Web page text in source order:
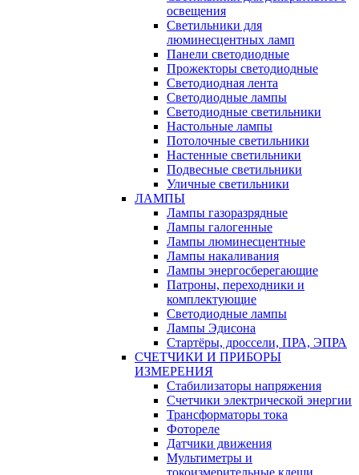
освещения
Светильники для
люминесцентных ламп
Панели светодиодные
Прожекторы светодиодные
Светодиодная лента
Светодиодные лампы
Светодиодные светильники
Настольные лампы
Потолочные светильники
Настенные светильники
Подвесные светильники
Уличные светильники
ЛАМПЫ
Лампы газоразрядные
Лампы галогенные
Лампы люминесцентные
Лампы накаливания
Лампы энергосберегающие
Патроны, переходники и
комплектующие
Светодиодные лампы
Лампы Эдисона
Стартёры, дроссели, ПРА, ЭПРА
СЧЕТЧИКИ И ПРИБОРЫ
ИЗМЕРЕНИЯ
Стабилизаторы напряжения
Счетчики электрической энергии
Трансформаторы тока
Фотореле
Датчики движения
Мультиметры и
токоизмерительные клещи